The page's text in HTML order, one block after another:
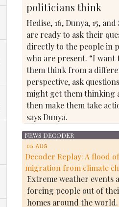
politicians think
Hedise, 16, Dunya, 15, and
are ready to ask their
directly to the people in
who are present. “I want
them think from a
perspective, ask
might get them thinking
then make them take
says Dunya.
NEWS DECODER
05 AUG
Decoder Replay: A flood of
migration from climate
Extreme weather events
forcing people out of
homes around the